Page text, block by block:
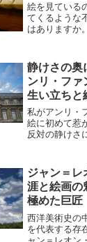
絵を見ている
てくるような
はありますか
す。彼の絵に
と色が交差し
静けさの奥
ンリ・ファ
生い立ちと
私がアンリ・
絵に初めて惹
反対の静けさ
流れているか
います。車椅
ジャン＝レ
涯と絵画の
極めた巨匠
西洋美術史の
を代表する存